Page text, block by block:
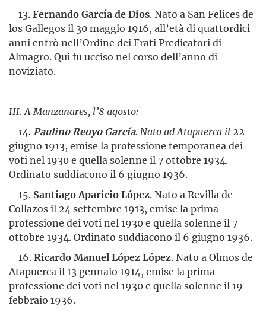
13.Fernando García de Dios. Nato a San Felices de
los Gallegos il 30 maggio 1916, all’età di quattordici
anni entrò nell’Ordine dei Frati Predicatori di
Almagro. Qui fu ucciso nel corso dell’anno di
noviziato.
III. A Manzanares, l’8 agosto:
14. Paulino Reoyo García. Nato ad Atapuerca il 22
giugno 1913, emise la professione temporanea dei
voti nel 1930 e quella solenne il 7 ottobre 1934.
Ordinato suddiacono il 6 giugno 1936.
15. Santiago Aparicio López. Nato a Revilla de
Collazos il 24 settembre 1913, emise la prima
professione dei voti nel 1930 e quella solenne il 7
ottobre 1934. Ordinato suddiacono il 6 giugno 1936.
16.Ricardo Manuel López López. Nato a Olmos de
Atapuerca il 13 gennaio 1914, emise la prima
professione dei voti nel 1930 e quella solenne il 19
febbraio 1936.